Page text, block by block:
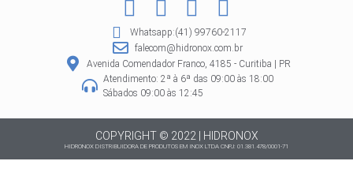
a
c
e
b
o
o
k
n
s
t
a
g
r
a
i
n
t
e
r
e
s
h
a
t
a
p
p
Whatsapp:(41) 99760-2117
falecom@hidronox.com.br
Avenida Comendador Franco, 4185 - Curitiba | PR
Atendimento: 2ª à 6ª das 09:00 às 18:00
Sábados 09:00 às 12:45
COPYRIGHT © 2022 | HIDRONOX
HIDRONOX DISTRIBUIDORA DE PRODUTOS EM INOX LTDA CNPJ: 01.381.478/0001-71